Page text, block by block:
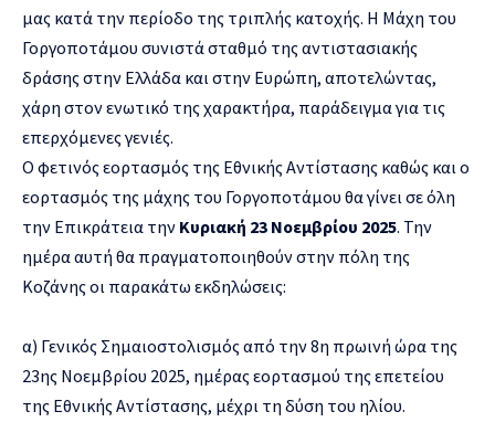
μας κατά την περίοδο της τριπλής κατοχής. Η Mάχη του
Γοργοποτάμου συνιστά σταθμό της αντιστασιακής
δράσης στην Ελλάδα και στην Ευρώπη, αποτελώντας,
χάρη στον ενωτικό της χαρακτήρα, παράδειγμα για τις
επερχόμενες γενιές.
Ο φετινός εορτασμός της Εθνικής Αντίστασης καθώς και ο
εορτασμός της μάχης του Γοργοποτάμου θα γίνει σε όλη
την Επικράτεια την Κυριακή 23 Νοεμβρίου 2025. Την
ημέρα αυτή θα πραγματοποιηθούν στην πόλη της
Κοζάνης οι παρακάτω εκδηλώσεις:
α) Γενικός Σημαιοστολισμός από την 8η πρωινή ώρα της
23ης Νοεμβρίου 2025, ημέρας εορτασμού της επετείου
της Εθνικής Αντίστασης, μέχρι τη δύση του ηλίου.